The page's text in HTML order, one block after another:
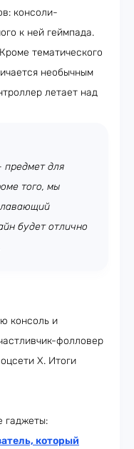
консоли-
к ней геймпада.
тематического
необычным
летает над
предмет для
того, мы
будет отлично
консоль и
фолловер
X. Итоги
гаджеты:
который